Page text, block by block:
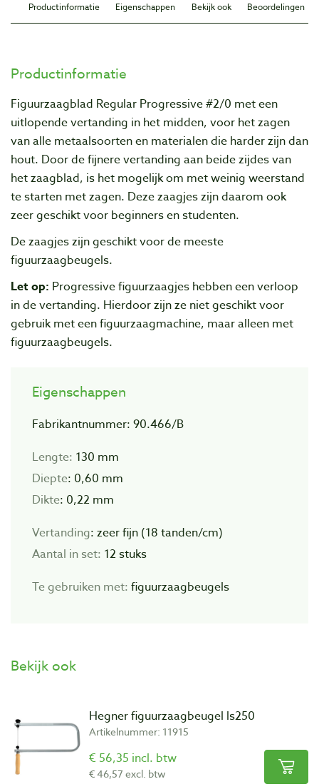
Productinformatie Eigenschappen Bekijk ook Beoordelingen
Productinformatie
Figuurzaagblad Regular Progressive #2/0 met een
uitlopende vertanding in het midden, voor het zagen
van alle metaalsoorten en materialen die harder zijn dan
hout. Door de fijnere vertanding aan beide zijdes van
het zaagblad, is het mogelijk om met weinig weerstand
te starten met zagen. Deze zaagjes zijn daarom ook
zeer geschikt voor beginners en studenten.
De zaagjes zijn geschikt voor de meeste
figuurzaagbeugels.
Let op: Progressive figuurzaagjes hebben een verloop
in de vertanding. Hierdoor zijn ze niet geschikt voor
gebruik met een figuurzaagmachine, maar alleen met
figuurzaagbeugels.
Eigenschappen
Fabrikantnummer: 90.466/B
Lengte: 130 mm
Diepte: 0,60 mm
Dikte: 0,22 mm
Vertanding: zeer fijn (18 tanden/cm)
Aantal in set: 12 stuks
Te gebruiken met: figuurzaagbeugels
Bekijk ook
Hegner figuurzaagbeugel ls250
Artikelnummer: 11915
€ 56,35 incl. btw
€ 46,57 excl. btw